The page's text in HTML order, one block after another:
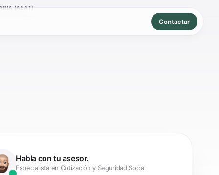
Contactar
(AEAT)
Habla con tu asesor.
Especialista en Cotización y Seguridad Social